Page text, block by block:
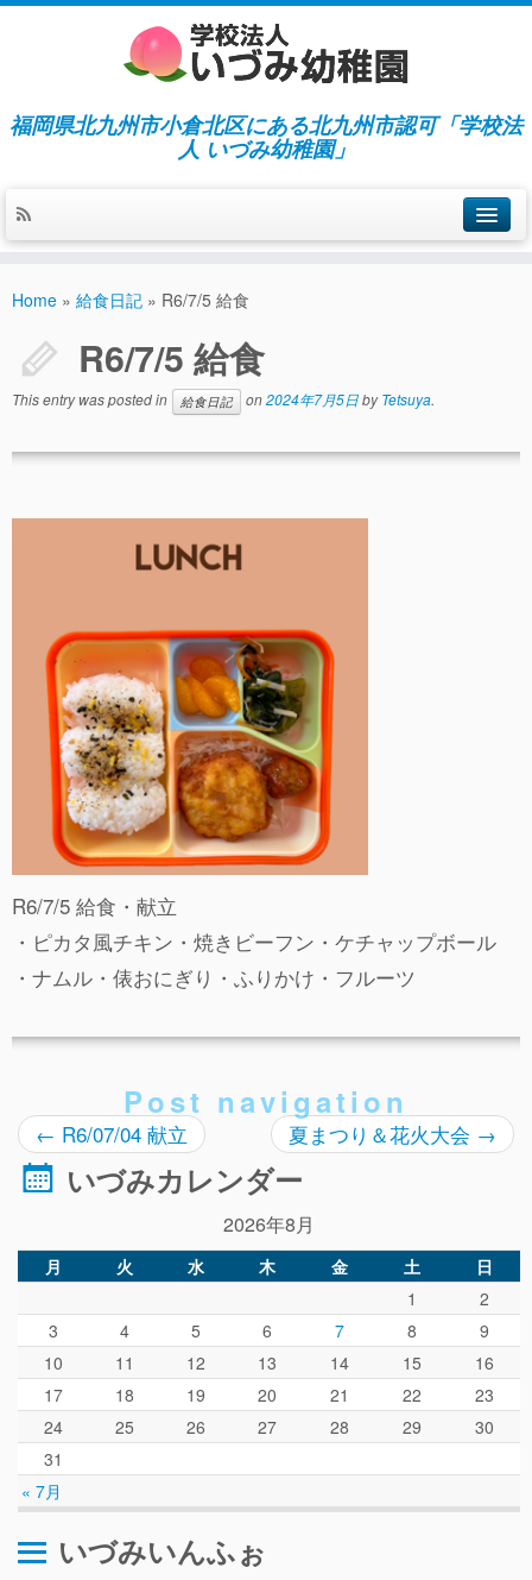
福岡県北九州市小倉北区にある北九州市認可「学校法
人 いづみ幼稚園」
施設紹介
指導／保育の内容
入園募集／入園費用
事故や怪我について
お知らせ
給食日記
園生活ブログ
2歳児クラス(ももたろうクラブ)
募集概要(2歳児クラス)
保育料について
入会してから
園生活ブログ(2歳児クラス)
求人情報（園見学/自主実習も対応）
Home » 給食日記 » R6/7/5 給食
R6/7/5 給食
This entry was posted in 給食日記 on2024年7月5日byTetsuya.
R6/7/5 給食・献立
・ピカタ風チキン・焼きビーフン・ケチャップボール
・ナムル・俵おにぎり・ふりかけ・フルーツ
Post navigation
← R6/07/04 献立 夏まつり＆花火大会 →
いづみカレンダー
2026年8月
月 火 水 木 金 土 日
« 7月
1
2
3
4 5 6 7 8
9
10
11 12 13 14 15
16
17
18 19 20 21 22
23
24
25 26 27 28 29
30
31
いづみいんふぉ